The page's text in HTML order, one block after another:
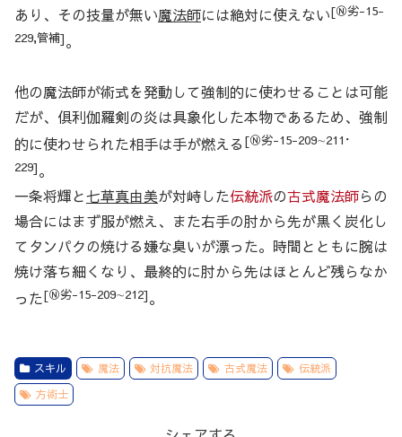
あり、その技量が無い魔法師には絶対に使えない[Ⓝ劣-15-
229,管補]。
他の魔法師が術式を発動して強制的に使わせることは可能
だが、俱利伽羅剣の炎は具象化した本物であるため、強制
的に使わせられた相手は手が燃える [Ⓝ劣-15-209∼211･
229]。
一条将輝と七草真由美が対峙した伝統派の古式魔法師らの
場合にはまず服が燃え、また右手の肘から先が黒く炭化し
てタンパクの焼ける嫌な臭いが漂った。時間とともに腕は
焼け落ち細くなり、最終的に肘から先はほとんど残らなか
った[Ⓝ劣-15-209∼212]。
スキル 魔法 対抗魔法 古式魔法
伝統派
方術士